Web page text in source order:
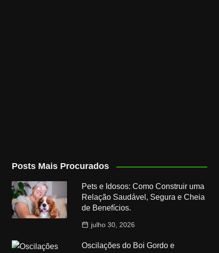
Posts Mais Procurados
Pets e Idosos: Como Construir uma
Relação Saudável, Segura e Cheia
de Benefícios.
julho 30, 2026
Oscilações do Boi Gordo e